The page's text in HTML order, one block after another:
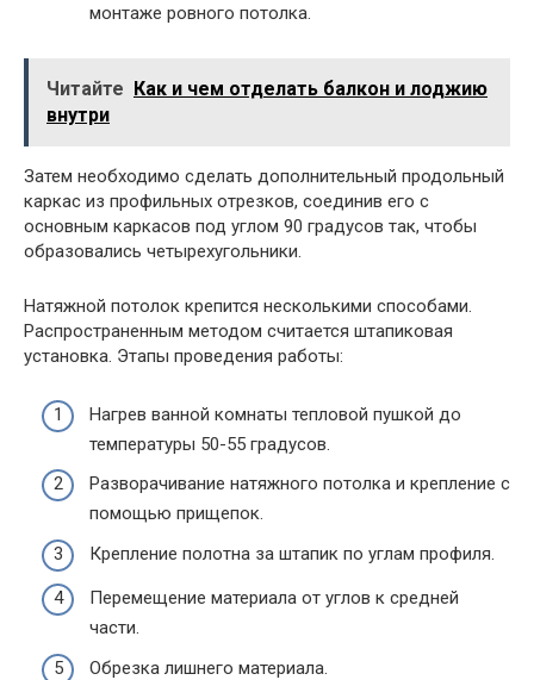
монтаже ровного потолка.
Читайте
Как и чем отделать балкон и лоджию
внутри
Затем необходимо сделать дополнительный продольный
каркас из профильных отрезков, соединив его с
основным каркасов под углом 90 градусов так, чтобы
образовались четырехугольники.
Натяжной потолок крепится несколькими способами.
Распространенным методом считается штапиковая
установка. Этапы проведения работы:
Нагрев ванной комнаты тепловой пушкой до
температуры 50-55 градусов.
Разворачивание натяжного потолка и крепление с
помощью прищепок.
Крепление полотна за штапик по углам профиля.
Перемещение материала от углов к средней
части.
Обрезка лишнего материала.